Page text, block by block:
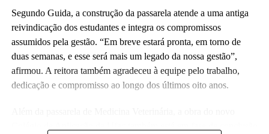
Leia Mais: UFAC
Segundo Guida, a construção da passarela atende a uma antiga
reivindicação dos estudantes e integra os compromissos
assumidos pela gestão. “Em breve estará pronta, em torno de
duas semanas, e esse será mais um legado da nossa gestão”,
afirmou. A reitora também agradeceu à equipe pelo trabalho,
dedicação e compromisso ao longo dos últimos oito anos.